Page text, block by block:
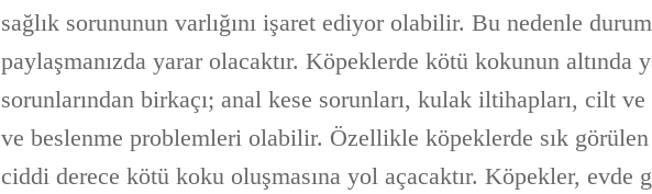
sağlık sorununun varlığını işaret ediyor olabilir. Bu nedenle
paylaşmanızda yarar olacaktır. Köpeklerde kötü kokunun altında
sorunlarından birkaçı; anal kese sorunları, kulak iltihapları, cilt
ve beslenme problemleri olabilir. Özellikle köpeklerde sık
ciddi derece kötü koku oluşmasına yol açacaktır. Köpekler, evde